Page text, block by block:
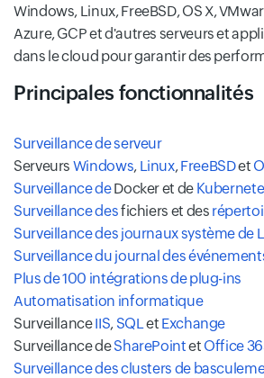
Windows, Linux, FreeBSD, OS X,
Azure, GCP et d'autres serveurs et
dans le cloud pour garantir des
Principales fonctionnalités
Surveillance de serveur
Serveurs Windows, Linux,FreeBSDet
Surveillance deDocker et de
Surveillance desfichiers et des
Surveillance des journaux système de
Surveillance du journal des
Plus de 100 intégrations de plug-ins
Automatisation informatique
SurveillanceIIS, SQLet Exchange
Surveillance deSharePointet Office
Surveillance des clusters de